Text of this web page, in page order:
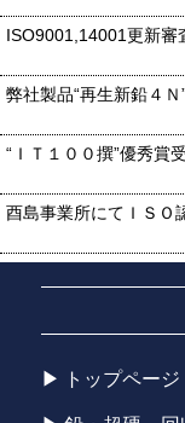
ISO9001,14001更新審
弊社製品“再生新鉛４
“ＩＴ１００撰”優秀賞
トップページ